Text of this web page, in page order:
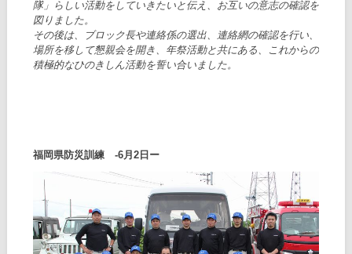
隊」らしい活動をしていきたいと伝え、お互いの意志の確認を
図りました。
その後は、ブロック長や連絡係の選出、連絡網の確認を行い、
場所を移して懇親会を開き、年祭活動と共にある、これからの
積極的なひのきしん活動を誓い合いました。
福岡県防災訓練 -6月2日ー